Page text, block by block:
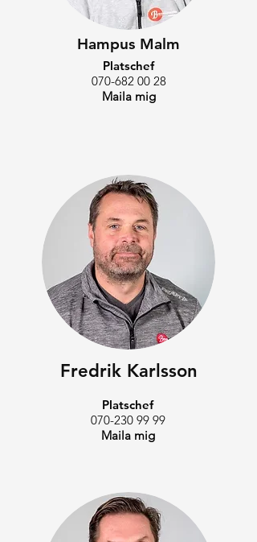
Hampus Malm
Platschef
070-682 00 28
Maila mig
Fredrik Karlsson
Platschef
070-230 99 99
Maila mig